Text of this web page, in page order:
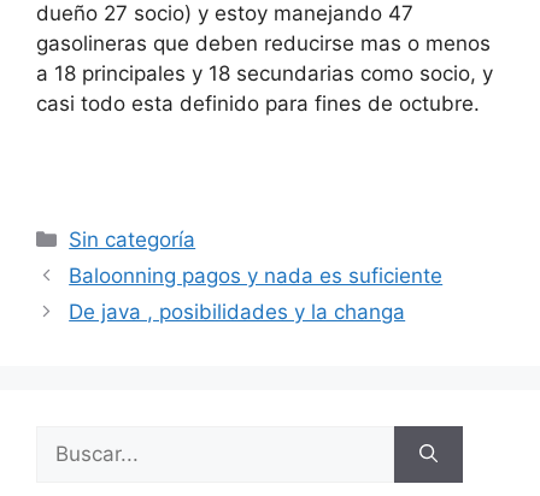
dueño 27 socio) y estoy manejando 47
gasolineras que deben reducirse mas o menos
a 18 principales y 18 secundarias como socio, y
casi todo esta definido para fines de octubre.
Categorías
Sin categoría
Baloonning pagos y nada es suficiente
De java , posibilidades y la changa